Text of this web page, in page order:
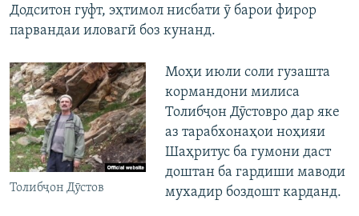
Додситон гуфт, эҳтимол нисбати ӯ барои фирор
парвандаи иловагӣ боз кунанд.
Толибҷон Дӯстов
Моҳи июли соли гузашта
кормандони милиса
Толибҷон Дӯстовро дар яке
аз тарабхонаҳои ноҳияи
Шаҳритус ба гумони даст
доштан ба гардиши маводи
мухадир боздошт карданд.